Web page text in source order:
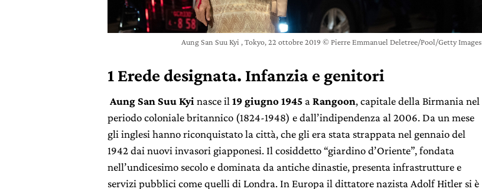
Aung San Suu Kyi , Tokyo, 22 ottobre 2019 © Pierre Emmanuel Deletree/Pool/Getty Images
1 Erede designata. Infanzia e genitori
Aung San Suu Kyi nasce il 19 giugno 1945 a Rangoon, capitale della Birmania nel
periodo coloniale britannico (1824-1948) e dall’indipendenza al 2006. Da un mese
gli inglesi hanno riconquistato la città, che gli era stata strappata nel gennaio del
1942 dai nuovi invasori giapponesi. Il cosiddetto “giardino d’Oriente”, fondata
nell’undicesimo secolo e dominata da antiche dinastie, presenta infrastrutture e
servizi pubblici come quelli di Londra. In Europa il dittatore nazista Adolf Hitler si è